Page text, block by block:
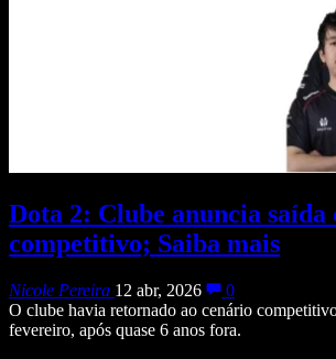
Dota 2: Clube anuncia saída
competitivo; Saiba mais
Nicole Pereira 12 abr, 2026
0
O clube havia retornado ao cenário
fevereiro, após quase 6 anos fora.